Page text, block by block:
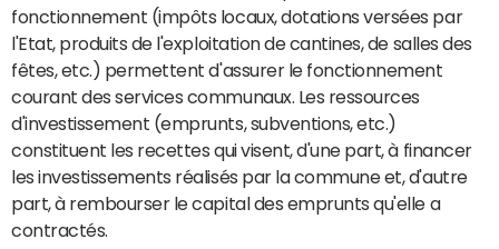
fonctionnement (impôts locaux, dotations versées par
l'Etat, produits de l'exploitation de cantines, de salles des
fêtes, etc.) permettent d'assurer le fonctionnement
courant des services communaux. Les ressources
d'investissement (emprunts, subventions, etc.)
constituent les recettes qui visent, d'une part, à financer
les investissements réalisés par la commune et, d'autre
part, à rembourser le capital des emprunts qu'elle a
contractés.